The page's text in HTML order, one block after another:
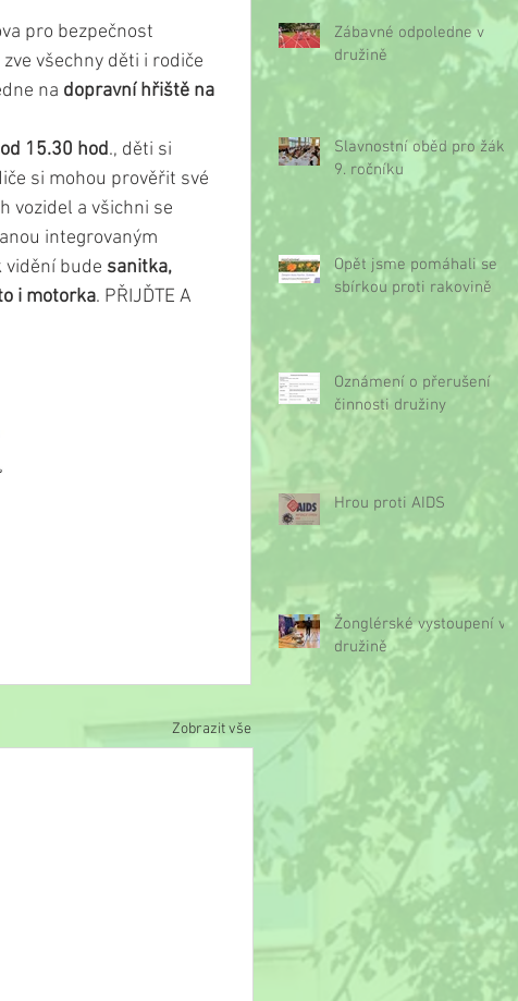
pro bezpečnost
všechny děti i rodiče
na dopravní hřiště na
15.30 hod., děti si
si mohou prověřit své
vozidel a všichni se
integrovaným
vidění bude sanitka,
i motorka. PŘIJĎTE A
Zobrazit vše
Zábavné odpoledne v
družině
Slavnostní oběd pro žáky
9. ročníku
Opět jsme pomáhali se
sbírkou proti rakovině
Oznámení o přerušení
činnosti družiny
Hrou proti AIDS
Žonglérské vystoupení v
družině